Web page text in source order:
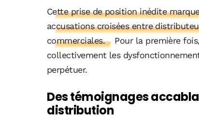
Cette prise de position inédite
accusations croisées entre
commerciales.
Pour la première
collectivement les
perpétuer.
Des témoignages
distribution